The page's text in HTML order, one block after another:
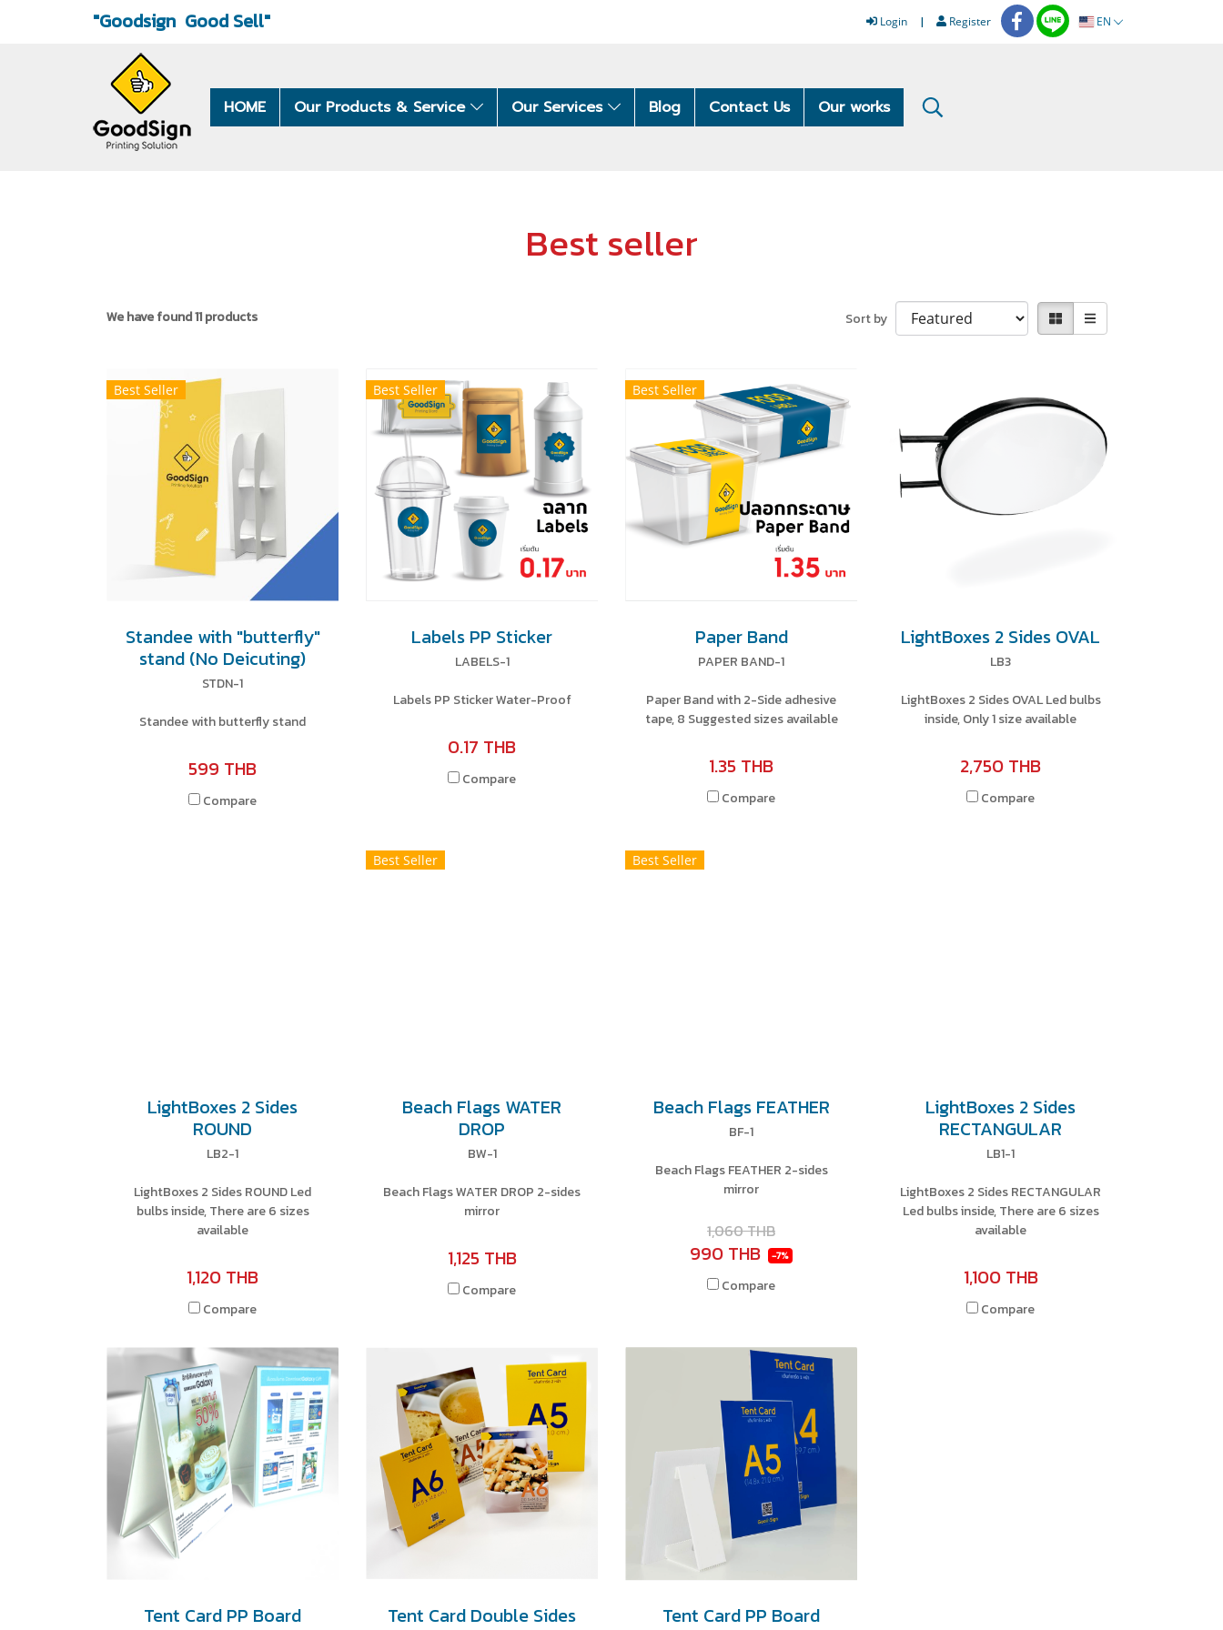
"Goodsign Good Sell" Login Register EN
HOME Our Products & Service Our Services Blog Contact Us Our works
Best seller
We have found 11 products Sort by
Best Seller
Standee with "butterfly"
stand (No Deicuting)
STDN-1
Standee with butterfly stand
599 THB
Compare
Best Seller
Labels PP Sticker
LABELS-1
Labels PP Sticker Water-Proof
0.17 THB
Compare
Best Seller
Paper Band
PAPER BAND-1
Paper Band with 2-Side adhesive
tape, 8 Suggested sizes available
1.35 THB
Compare
LightBoxes 2 Sides OVAL
LB3
LightBoxes 2 Sides OVAL Led bulbs
inside, Only 1 size available
2,750 THB
Compare
LightBoxes 2 Sides
ROUND
LB2-1
LightBoxes 2 Sides ROUND Led
bulbs inside, There are 6 sizes
available
1,120 THB
Compare
Best Seller
Beach Flags WATER
DROP
BW-1
Beach Flags WATER DROP 2-sides
mirror
1,125 THB
Compare
Best Seller
Beach Flags FEATHER
BF-1
Beach Flags FEATHER 2-sides
mirror
1,060 THB
990 THB -7%
Compare
LightBoxes 2 Sides
RECTANGULAR
LB1-1
LightBoxes 2 Sides RECTANGULAR
Led bulbs inside, There are 6 sizes
available
1,100 THB
Compare
Tent Card PP Board
Tent Card Double Sides
Tent Card PP Board